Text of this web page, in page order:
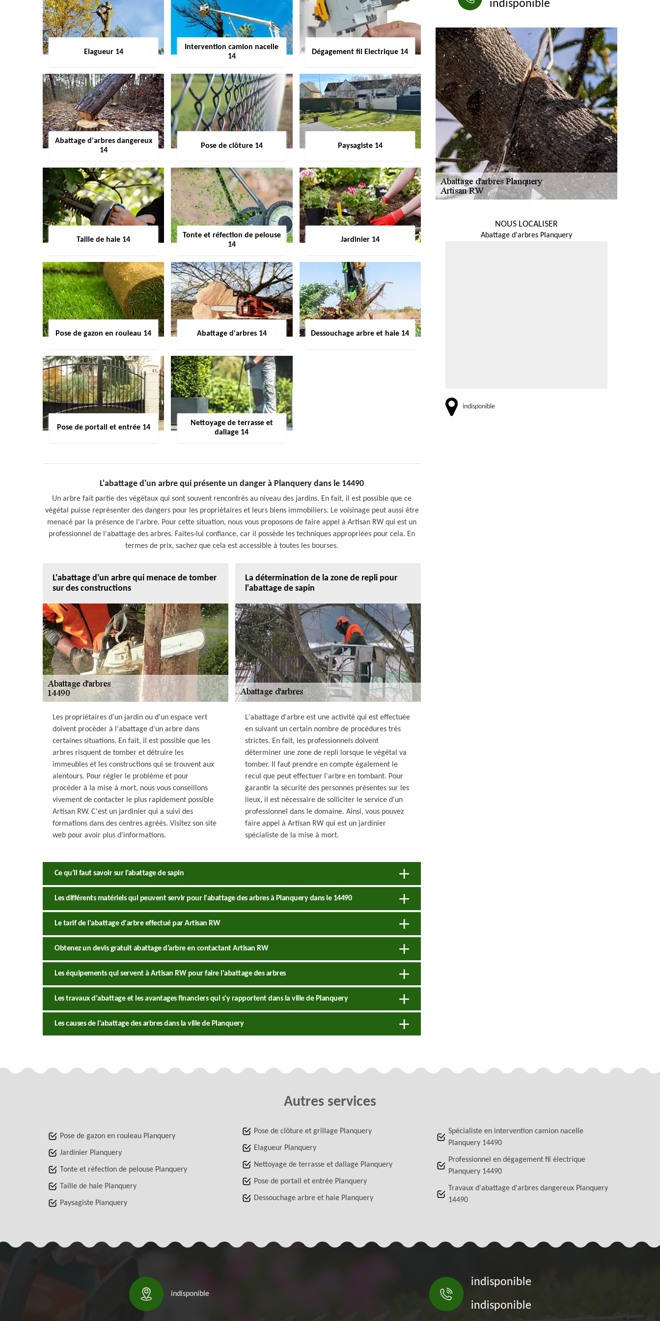
Elagueur 14
Intervention camion nacelle
14
Dégagement fil Electrique 14
Abattage d'arbres dangereux
14
Pose de clôture 14 Paysagiste 14
Taille de haie 14
Tonte et réfection de pelouse
14
Jardinier 14
Pose de gazon en rouleau 14 Abattage d'arbres 14 Dessouchage arbre et haie 14
Pose de portail et entrée 14
Nettoyage de terrasse et
dallage 14
L'abattage d'un arbre qui présente un danger à Planquery dans le 14490
Un arbre fait partie des végétaux qui sont souvent rencontrés au niveau des jardins. En fait, il est possible que ce
végétal puisse représenter des dangers pour les propriétaires et leurs biens immobiliers. Le voisinage peut aussi être
menacé par la présence de l'arbre. Pour cette situation, nous vous proposons de faire appel à Artisan RW qui est un
professionnel de l'abattage des arbres. Faites-lui confiance, car il possède les techniques appropriées pour cela. En
termes de prix, sachez que cela est accessible à toutes les bourses.
L'abattage d'un arbre qui menace de tomber
sur des constructions
Les propriétaires d'un jardin ou d'un espace vert
doivent procéder à l'abattage d'un arbre dans
certaines situations. En fait, il est possible que les
arbres risquent de tomber et détruire les
immeubles et les constructions qui se trouvent aux
alentours. Pour régler le problème et pour
procéder à la mise à mort, nous vous conseillons
vivement de contacter le plus rapidement possible
Artisan RW. C'est un jardinier qui a suivi des
formations dans des centres agréés. Visitez son site
web pour avoir plus d'informations.
La détermination de la zone de repli pour
l'abattage de sapin
L'abattage d'arbre est une activité qui est effectuée
en suivant un certain nombre de procédures très
strictes. En fait, les professionnels doivent
déterminer une zone de repli lorsque le végétal va
tomber. Il faut prendre en compte également le
recul que peut effectuer l'arbre en tombant. Pour
garantir la sécurité des personnes présentes sur les
lieux, il est nécessaire de solliciter le service d'un
professionnel dans le domaine. Ainsi, vous pouvez
faire appel à Artisan RW qui est un jardinier
spécialiste de la mise à mort.
Ce qu’il faut savoir sur l’abattage de sapin
Les différents matériels qui peuvent servir pour l'abattage des arbres à Planquery dans le 14490
Le tarif de l'abattage d'arbre effectué par Artisan RW
Obtenez un devis gratuit abattage d’arbre en contactant Artisan RW
Les équipements qui servent à Artisan RW pour faire l'abattage des arbres
Les travaux d'abattage et les avantages financiers qui s'y rapportent dans la ville de Planquery
Les causes de l'abattage des arbres dans la ville de Planquery
indisponible
NOUS LOCALISER
Abattage d'arbres Planquery
indisponible
Autres services
Pose de gazon en rouleau Planquery
Jardinier Planquery
Tonte et réfection de pelouse Planquery
Taille de haie Planquery
Paysagiste Planquery
Pose de clôture et grillage Planquery
Elagueur Planquery
Nettoyage de terrasse et dallage Planquery
Pose de portail et entrée Planquery
Dessouchage arbre et haie Planquery
Spécialiste en intervention camion nacelle
Planquery 14490
Professionnel en dégagement fil électrique
Planquery 14490
Travaux d'abattage d'arbres dangereux Planquery
14490
indisponible
indisponible
indisponible